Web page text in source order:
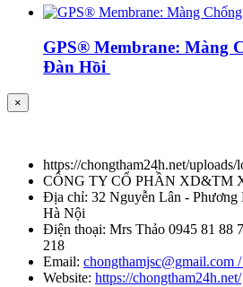
GPS® Membrane: Màng
Đàn Hồi
×
https://chongtham24h.net/uploads/
CÔNG TY CỔ PHẦN XD&TM
Địa chỉ: 32 Nguyễn Lân -
Hà Nội
Điện thoại: Mrs Thảo 0945 81 88
218
Email: chongthamjsc@gmail.com
Website: https://chongtham24h.net/